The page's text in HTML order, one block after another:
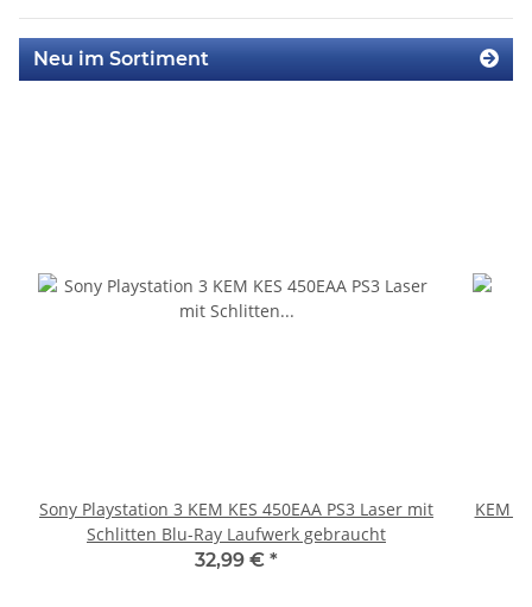
Neu im Sortiment
Sony Playstation 3 KEM KES 450EAA PS3 Laser mit
Schlitten Blu-Ray Laufwerk gebraucht
32,99 € *
KEM